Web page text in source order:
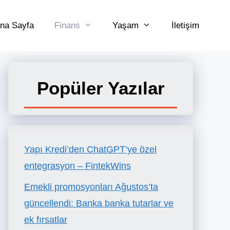
Sayfa Finans Yaşam İletişim
Popüler Yazılar
Yapı Kredi’den ChatGPT’ye özel
entegrasyon – FintekWins
Emekli promosyonları Ağustos’ta
güncellendi: Banka banka tutarlar ve
ek fırsatlar